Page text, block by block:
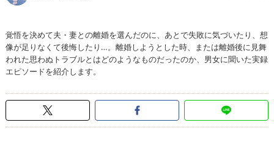
覚悟を決めて夫・妻との離婚を選んだのに、あとで失敗に気づいたり、想
像が足りなくて後悔したり…。離婚しようとした時、または離婚後に見舞
われた思わぬトラブルとはどのようなものだったのか、男女に聞いた実録
エピソードを紹介します。